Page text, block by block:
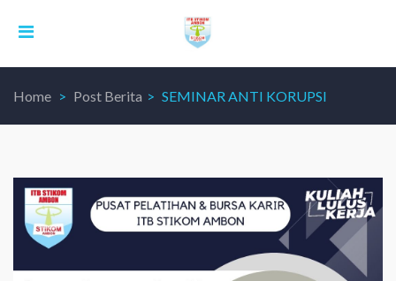
Home Post Berita SEMINAR ANTI KORUPSI